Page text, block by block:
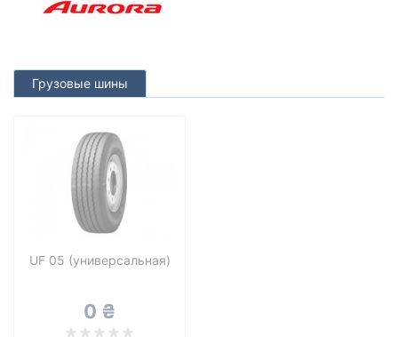
Грузовые шины
UF 05 (универсальная)
0 ₴
Все бренды
Тип транспортного средства
Усиленная шина